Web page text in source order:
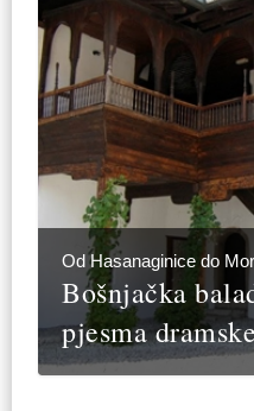
Od Hasanaginice do
Bošnjačka
pjesma